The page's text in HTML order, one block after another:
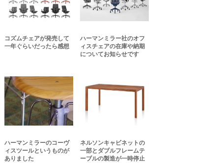
コズムチェアが発売して
一年ぐらいだったら感想
ハーマンミラー社のオフ
ィスチェアの在庫や納期
についてお知らせです
ハーマンミラーのコーヴ
ィスツールというものが
ありました
ネルソンキャビネットの
一部とダブルフレームテ
ーブルの製造が一時停止